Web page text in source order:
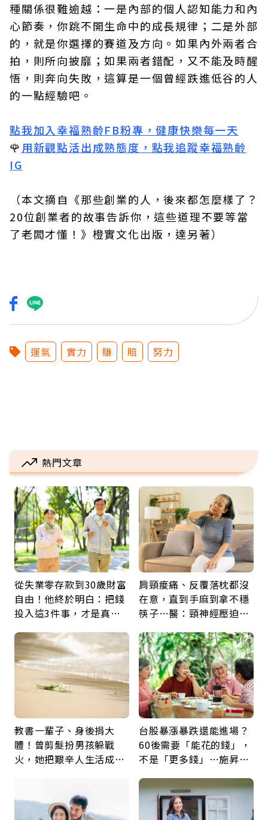
種關係很難逾越：一是內部的個人認知能力和內
心節奏，你跳不開生命中的成長規律；二是外部
的，就是你選擇的賽道及方向。如果內外兩者合
拍，則所向披靡；如果兩者錯配，又不能及時醒
悟，則奔向失敗，這算是一個曾經跌進低谷的人
的一點經驗吧。
點我加入幸福熟齡FB粉專，健康快樂每一天
🌹用新觀點活出成熟態度，點我追蹤幸福熟齡
IG
（本文摘自 《那些創業的人，後來都怎麼樣了？
20位創業者的故事告訴你，這些道理不要等當
了老闆才懂！》橙實文化出版，達另著）
下一則 ＋
50後，人際關係也要斷捨離！丁
菱娟：朋友「在精不在多」，這
5種人一定要遠離
運氣 實力 賺 賠 努力
熱門文章
從失業零存款到30歲財富
自由！他終於明白：把錢
投入這3件事，才是真正
肩頸痠痛、反覆落枕都沒
在意，直到手麻到拿不穩
筷子…醫：頸神經壓迫上
鍵
教書一輩子、身後捐大
體！曾剪髮扮男孩躲戰
火，她把艱辛人生活成風
台股暴漲暴跌還能進場？
60後需要「能花的錢」，
不是「更多錢」…施昇
票